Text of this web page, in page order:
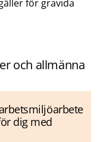
för gravida
och allmänna
dig med